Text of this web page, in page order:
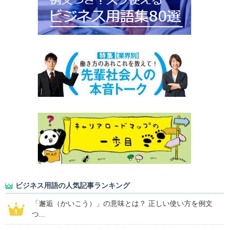
ビジネス用語の人気記事ランキング
「邂逅（かいこう）」の意味とは？ 正しい使い方を例文
つ...